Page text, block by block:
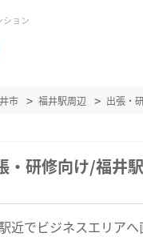
ション
市 福井駅周辺 出張・
・研修向け/福井
駅近でビジネスエリアへ